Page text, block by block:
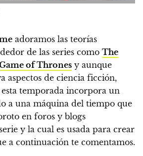
adoramos las teorías
de las series como The
of Thrones y aunque
aspectos de ciencia ficción,
esta temporada incorpora un
a una máquina del tiempo que
en foros y blogs
y la cual es usada para crear
a continuación te comentamos.